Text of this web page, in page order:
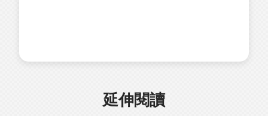
延伸閱讀